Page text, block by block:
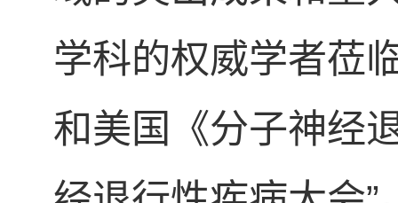
学科的权威学者莅
和美国《分子神经